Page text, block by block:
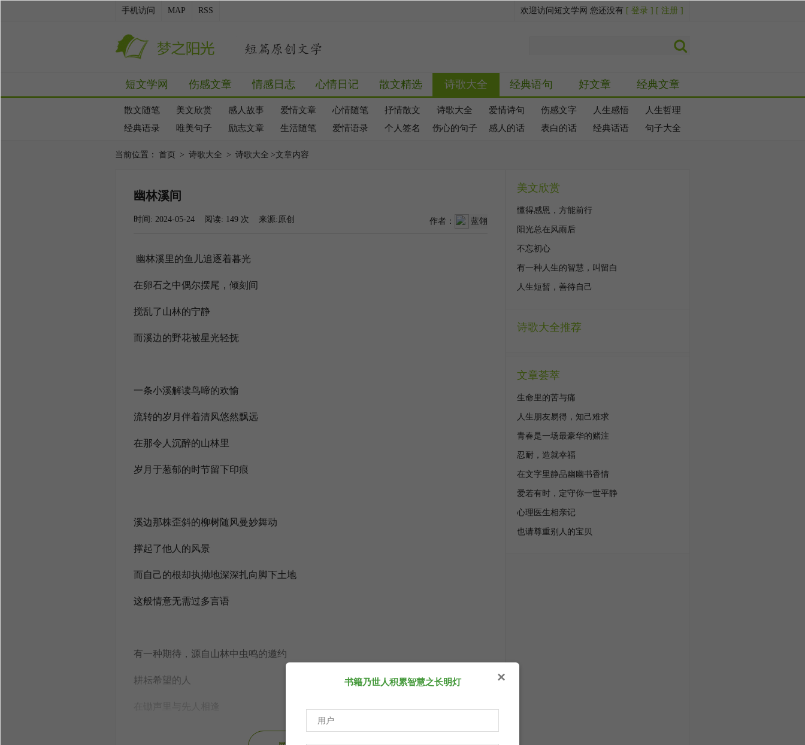
手机访问 MAP RSS 欢迎访问短文学网 您还没有 [ 登录 ] [ 注册 ]
短文学网 伤感文章 情感日志 心情日记 散文精选 诗歌大全 经典语句 好文章 经典文章
散文随笔 美文欣赏 感人故事 爱情文章 心情随笔 抒情散文 诗歌大全 爱情诗句 伤感文字 人生感悟
人生哲理
经典语录
唯美句子 励志文章 生活随笔 爱情语录 个人签名 伤心的句子 感人的话 表白的话 经典话语 句子大全
当前位置： 首页 > 诗歌大全 > 诗歌大全 >文章内容
幽林溪间
时间: 2024-05-24 阅读: 149 次 来源:原创 作者： 蓝翎
幽林溪里的鱼儿追逐着暮光
在卵石之中偶尔摆尾，倾刻间
搅乱了山林的宁静
而溪边的野花被星光轻抚
一条小溪解读鸟啼的欢愉
流转的岁月伴着清风悠然飘远
在那令人沉醉的山林里
岁月于葱郁的时节留下印痕
溪边那株歪斜的柳树随风曼妙舞动
撑起了他人的风景
而自己的根却执拗地深深扎向脚下土地
这般情意无需过多言语
有一种期待，源自山林中虫鸣的邀约
耕耘希望的人
美文欣赏
懂得感恩，方能前行
阳光总在风雨后
不忘初心
有一种人生的智慧，叫留白
人生短暂，善待自己
诗歌大全推荐
文章荟萃
生命里的苦与痛
人生朋友易得，知己难求
青春是一场最豪华的赌注
忍耐，造就幸福
在文字里静品幽幽书香情
爱若有时，定守你一世平静
心理医生相亲记
也请尊重别人的宝贝
×
书籍乃世人积累智慧之长明灯